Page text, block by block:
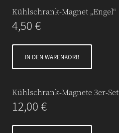
Kühlschrank-Magnet „Engel“
4,50€
IN DEN WARENKORB
Kühlschrank-Magnete 3er-Set
12,00€